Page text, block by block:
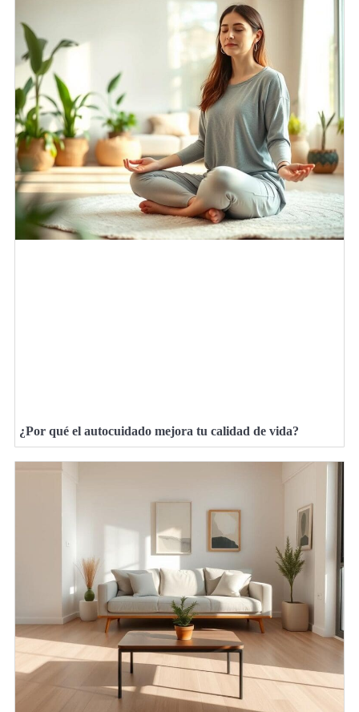
¿Por qué el autocuidado mejora tu calidad de vida?